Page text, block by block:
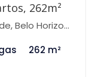
262m²
Horizonte-MG
262 m²